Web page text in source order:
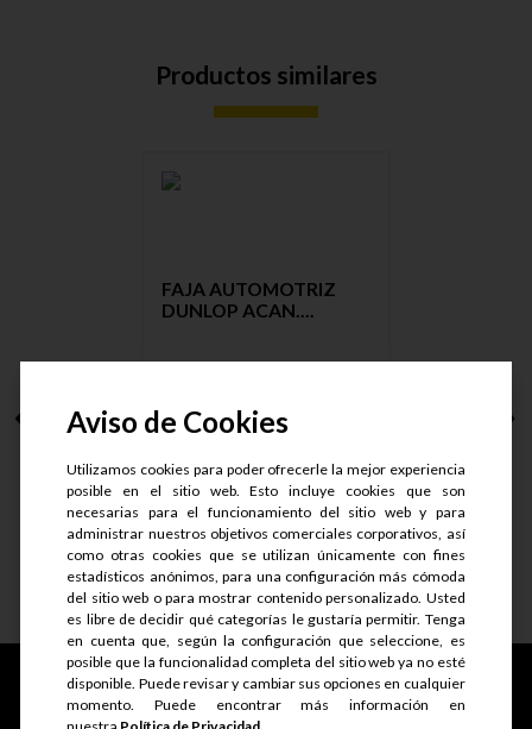
Productos similares
FAJA AUTOMOTRIZ
DUNLOP ACAN....
S/. 8.65
S/.
Ver detalle
Aviso de Cookies
Utilizamos cookies para poder ofrecerle la mejor experiencia
posible en el sitio web. Esto incluye cookies que son
necesarias para el funcionamiento del sitio web y para
administrar nuestros objetivos comerciales corporativos, así
como otras cookies que se utilizan únicamente con fines
estadísticos anónimos, para una configuración más cómoda
del sitio web o para mostrar contenido personalizado. Usted
es libre de decidir qué categorías le gustaría permitir. Tenga
en cuenta que, según la configuración que seleccione, es
posible que la funcionalidad completa del sitio web ya no esté
disponible. Puede revisar y cambiar sus opciones en cualquier
momento. Puede encontrar más información en